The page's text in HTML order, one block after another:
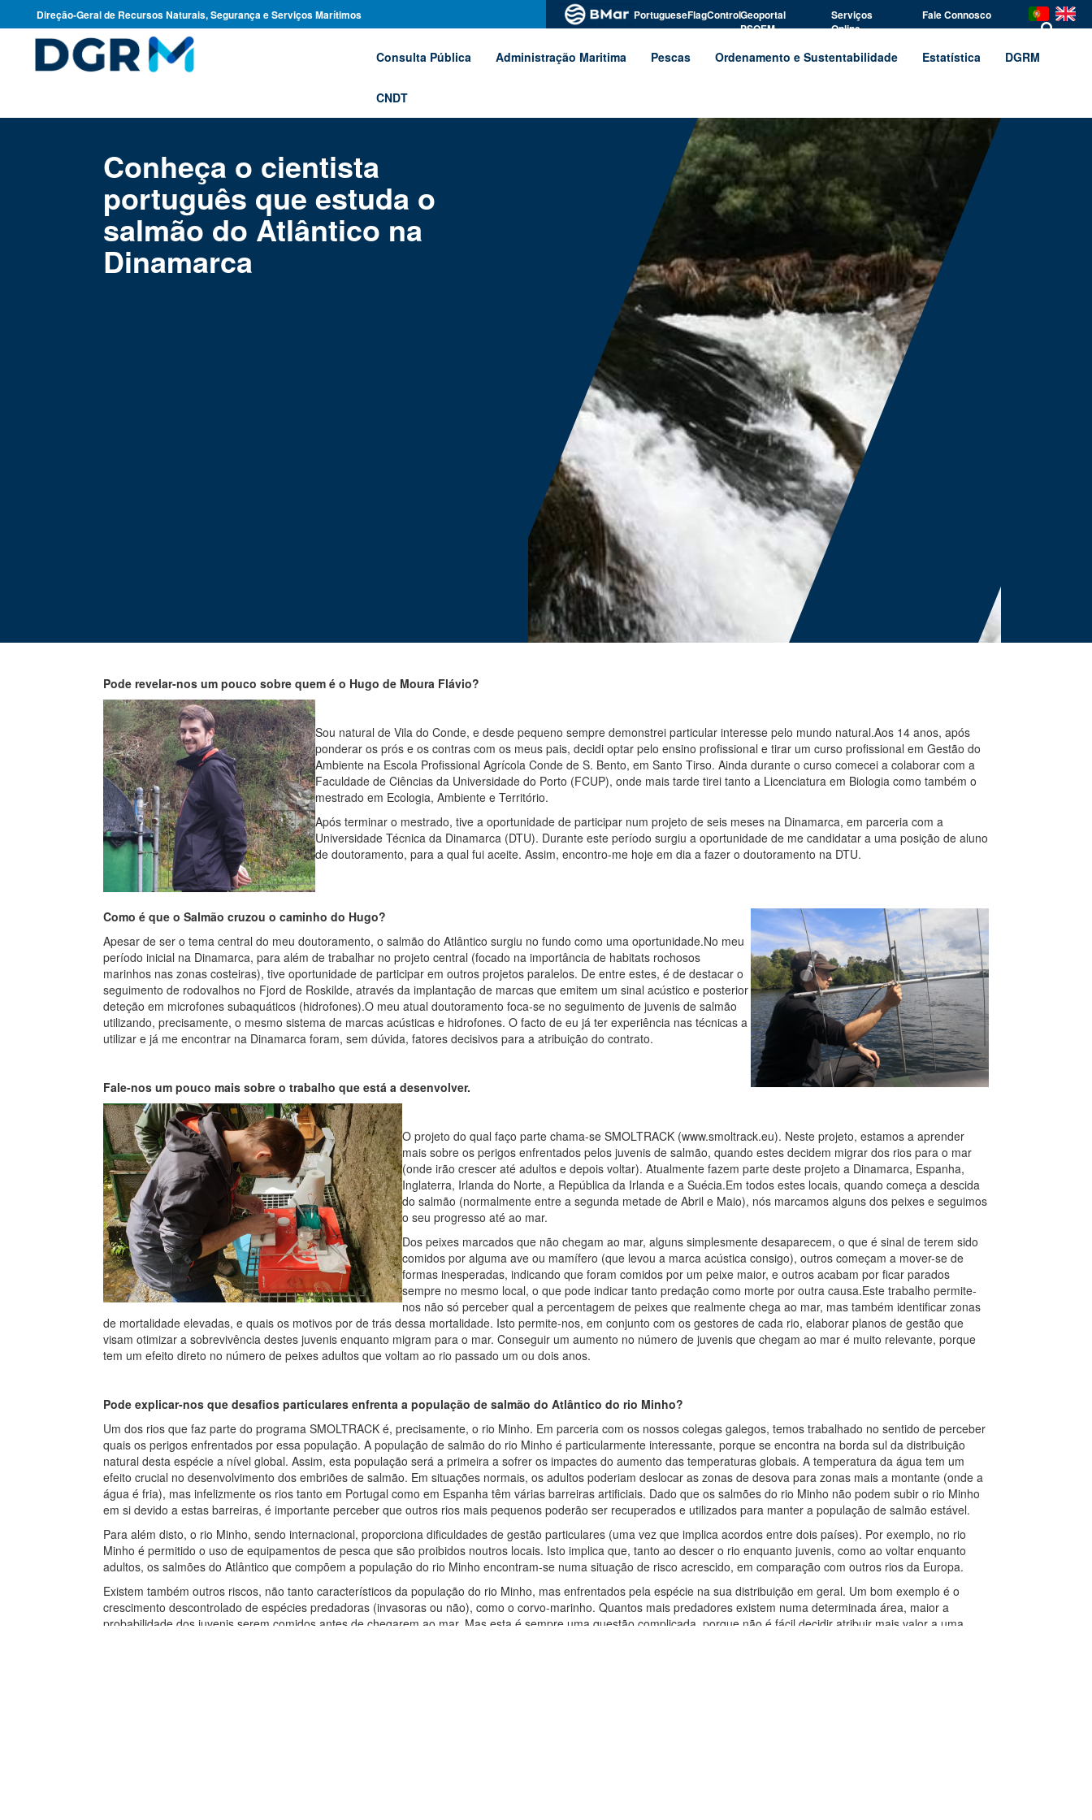
Direção-Geral de Recursos Naturais, Segurança e Serviços Marítimos PortugueseFlagControlGeoportal
PSOEM
Serviços
Online
Fale Connosco
Consulta Pública Administração Maritima Pescas Ordenamento e Sustentabilidade Estatística DGRM
CNDT
Conheça o cientista
português que estuda o
salmão do Atlântico na
Dinamarca
Pode revelar-nos um pouco sobre quem é o Hugo de Moura Flávio?
Sou natural de Vila do Conde, e desde pequeno sempre demonstrei particular interesse pelo mundo natural.Aos 14 anos, após
ponderar os prós e os contras com os meus pais, decidi optar pelo ensino profissional e tirar um curso profissional em Gestão do
Ambiente na Escola Profissional Agrícola Conde de S. Bento, em Santo Tirso. Ainda durante o curso comecei a colaborar com a
Faculdade de Ciências da Universidade do Porto (FCUP), onde mais tarde tirei tanto a Licenciatura em Biologia como também o
mestrado em Ecologia, Ambiente e Território.
Após terminar o mestrado, tive a oportunidade de participar num projeto de seis meses na Dinamarca, em parceria com a
Universidade Técnica da Dinamarca (DTU). Durante este período surgiu a oportunidade de me candidatar a uma posição de aluno
de doutoramento, para a qual fui aceite. Assim, encontro-me hoje em dia a fazer o doutoramento na DTU.
Como é que o Salmão cruzou o caminho do Hugo?
Apesar de ser o tema central do meu doutoramento, o salmão do Atlântico surgiu no fundo como uma oportunidade.No meu
período inicial na Dinamarca, para além de trabalhar no projeto central (focado na importância de habitats rochosos
marinhos nas zonas costeiras), tive oportunidade de participar em outros projetos paralelos. De entre estes, é de destacar o
seguimento de rodovalhos no Fjord de Roskilde, através da implantação de marcas que emitem um sinal acústico e posterior
deteção em microfones subaquáticos (hidrofones).O meu atual doutoramento foca-se no seguimento de juvenis de salmão
utilizando, precisamente, o mesmo sistema de marcas acústicas e hidrofones. O facto de eu já ter experiência nas técnicas a
utilizar e já me encontrar na Dinamarca foram, sem dúvida, fatores decisivos para a atribuição do contrato.
Fale-nos um pouco mais sobre o trabalho que está a desenvolver.
O projeto do qual faço parte chama-se SMOLTRACK (www.smoltrack.eu). Neste projeto, estamos a aprender
mais sobre os perigos enfrentados pelos juvenis de salmão, quando estes decidem migrar dos rios para o mar
(onde irão crescer até adultos e depois voltar). Atualmente fazem parte deste projeto a Dinamarca, Espanha,
Inglaterra, Irlanda do Norte, a República da Irlanda e a Suécia.Em todos estes locais, quando começa a descida
do salmão (normalmente entre a segunda metade de Abril e Maio), nós marcamos alguns dos peixes e seguimos
o seu progresso até ao mar.
Dos peixes marcados que não chegam ao mar, alguns simplesmente desaparecem, o que é sinal de terem sido
comidos por alguma ave ou mamífero (que levou a marca acústica consigo), outros começam a mover-se de
formas inesperadas, indicando que foram comidos por um peixe maior, e outros acabam por ficar parados
sempre no mesmo local, o que pode indicar tanto predação como morte por outra causa.Este trabalho permite-
nos não só perceber qual a percentagem de peixes que realmente chega ao mar, mas também identificar zonas
de mortalidade elevadas, e quais os motivos por de trás dessa mortalidade. Isto permite-nos, em conjunto com os gestores de cada rio, elaborar planos de gestão que
visam otimizar a sobrevivência destes juvenis enquanto migram para o mar. Conseguir um aumento no número de juvenis que chegam ao mar é muito relevante, porque
tem um efeito direto no número de peixes adultos que voltam ao rio passado um ou dois anos.
Pode explicar-nos que desafios particulares enfrenta a população de salmão do Atlântico do rio Minho?
Um dos rios que faz parte do programa SMOLTRACK é, precisamente, o rio Minho. Em parceria com os nossos colegas galegos, temos trabalhado no sentido de perceber
quais os perigos enfrentados por essa população. A população de salmão do rio Minho é particularmente interessante, porque se encontra na borda sul da distribuição
natural desta espécie a nível global. Assim, esta população será a primeira a sofrer os impactes do aumento das temperaturas globais. A temperatura da água tem um
efeito crucial no desenvolvimento dos embriões de salmão. Em situações normais, os adultos poderiam deslocar as zonas de desova para zonas mais a montante (onde a
água é fria), mas infelizmente os rios tanto em Portugal como em Espanha têm várias barreiras artificiais. Dado que os salmões do rio Minho não podem subir o rio Minho
em si devido a estas barreiras, é importante perceber que outros rios mais pequenos poderão ser recuperados e utilizados para manter a população de salmão estável.
Para além disto, o rio Minho, sendo internacional, proporciona dificuldades de gestão particulares (uma vez que implica acordos entre dois países). Por exemplo, no rio
Minho é permitido o uso de equipamentos de pesca que são proibidos noutros locais. Isto implica que, tanto ao descer o rio enquanto juvenis, como ao voltar enquanto
adultos, os salmões do Atlântico que compõem a população do rio Minho encontram-se numa situação de risco acrescido, em comparação com outros rios da Europa.
Existem também outros riscos, não tanto característicos da população do rio Minho, mas enfrentados pela espécie na sua distribuição em geral. Um bom exemplo é o
crescimento descontrolado de espécies predadoras (invasoras ou não), como o corvo-marinho. Quantos mais predadores existem numa determinada área, maior a
probabilidade dos juvenis serem comidos antes de chegarem ao mar. Mas esta é sempre uma questão complicada, porque não é fácil decidir atribuir mais valor a uma